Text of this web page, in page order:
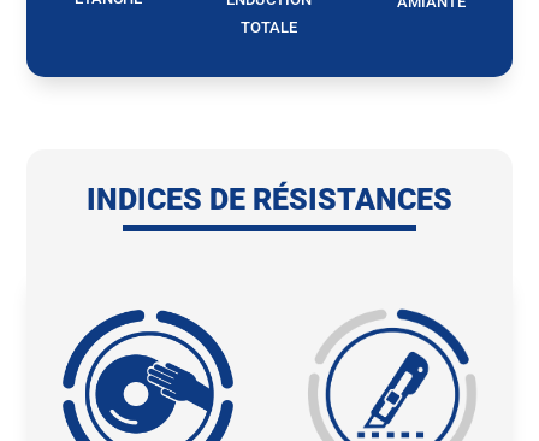
TOTALE
INDICES DE RÉSISTANCES